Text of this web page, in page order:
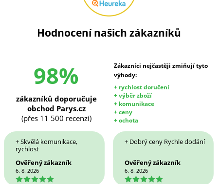
Hodnocení našich zákazníků
98%
Zákazníci nejčastěji zmiňují tyto
výhody:
+ rychlost doručení
+ výběr zboží
+ komunikace
+ ceny
+ ochota
zákazníků doporučuje
obchod Parys.cz
(přes 11 500 recenzí)
+ Skvělá komunikace,
rychlost
Ověřený zákazník
6. 8. 2026
5
+ Dobrý ceny Rychle dodání
Ověřený zákazník
6. 8. 2026
5